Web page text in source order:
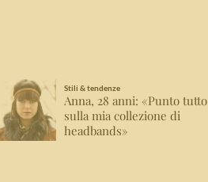
Stili & tendenze
Anna, 28 anni: «Punto tutto
sulla mia collezione di
headbands»